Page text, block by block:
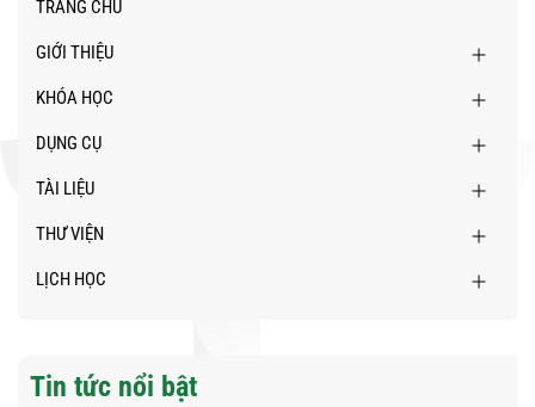
TRANG CHỦ
GIỚI THIỆU
KHÓA HỌC
DỤNG CỤ
TÀI LIỆU
THƯ VIỆN
LỊCH HỌC
Tin tức nổi bật